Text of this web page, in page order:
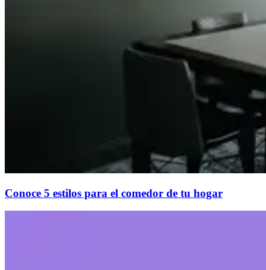
Conoce 5 estilos para el comedor de tu hogar